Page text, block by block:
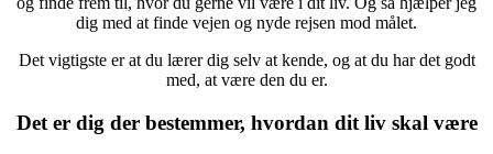
dig med at finde vejen og nyde rejsen mod målet.
Det vigtigste er at du lærer dig selv at kende, og at du har det godt
med, at være den du er.
Det er dig der bestemmer, hvordan dit liv skal være